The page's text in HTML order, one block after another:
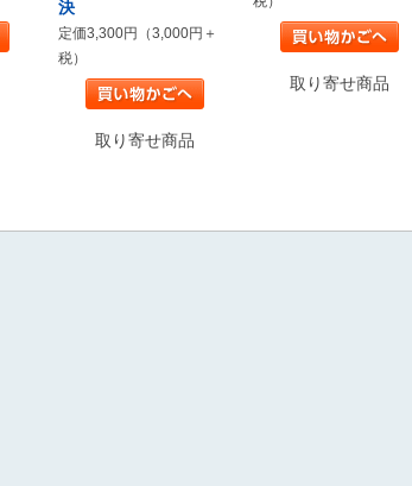
決
定価3,300円（3,000円＋
税）
取り寄せ商品
取り寄せ商品